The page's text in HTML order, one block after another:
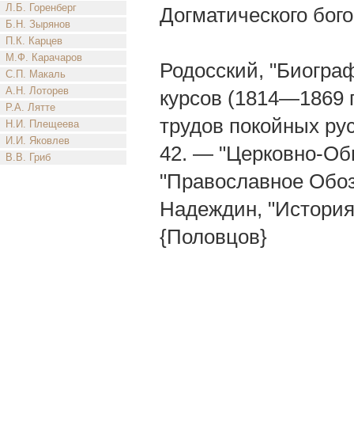
Л.Б. Горенберг
Б.Н. Зырянов
П.К. Карцев
М.Ф. Карачаров
С.П. Макаль
А.Н. Лоторев
Р.А. Лятте
Н.И. Плещеева
И.И. Яковлев
В.В. Гриб
Догматического
Родосский,
курсов (1814—1869
трудов покойных
42. — "Церковно-
"Православное
Надеждин,
{Половцов}